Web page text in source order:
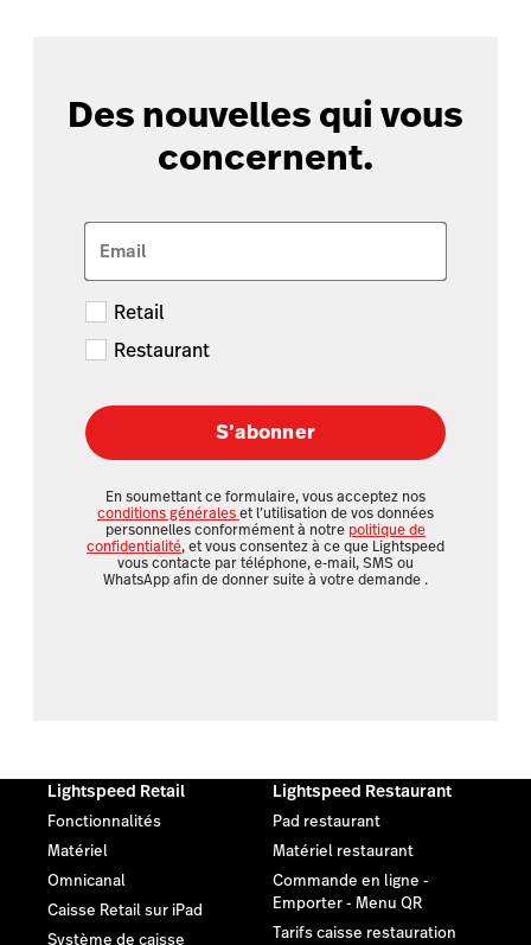
Des nouvelles qui vous
concernent.
Email
Retail
Restaurant
S’abonner
En soumettant ce formulaire, vous acceptez nos
conditions généraleset l’utilisation de vos données
personnelles conformément à notre politique de
confidentialité, et vous consentez à ce que Lightspeed
vous contacte par téléphone, e-mail, SMS ou
WhatsApp afin de donner suite à votre demande .
Lightspeed Retail
Fonctionnalités
Matériel
Omnicanal
Caisse Retail sur iPad
Système de caisse
Lightspeed Restaurant
Pad restaurant
Matériel restaurant
Commande en ligne -
Emporter - Menu QR
Tarifs caisse restauration